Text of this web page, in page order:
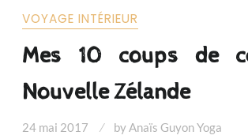
VOYAGE INTÉRIEUR
Mes 10 coups de
Nouvelle Zélande
24 mai 2017 byAnaïs Guyon Yoga